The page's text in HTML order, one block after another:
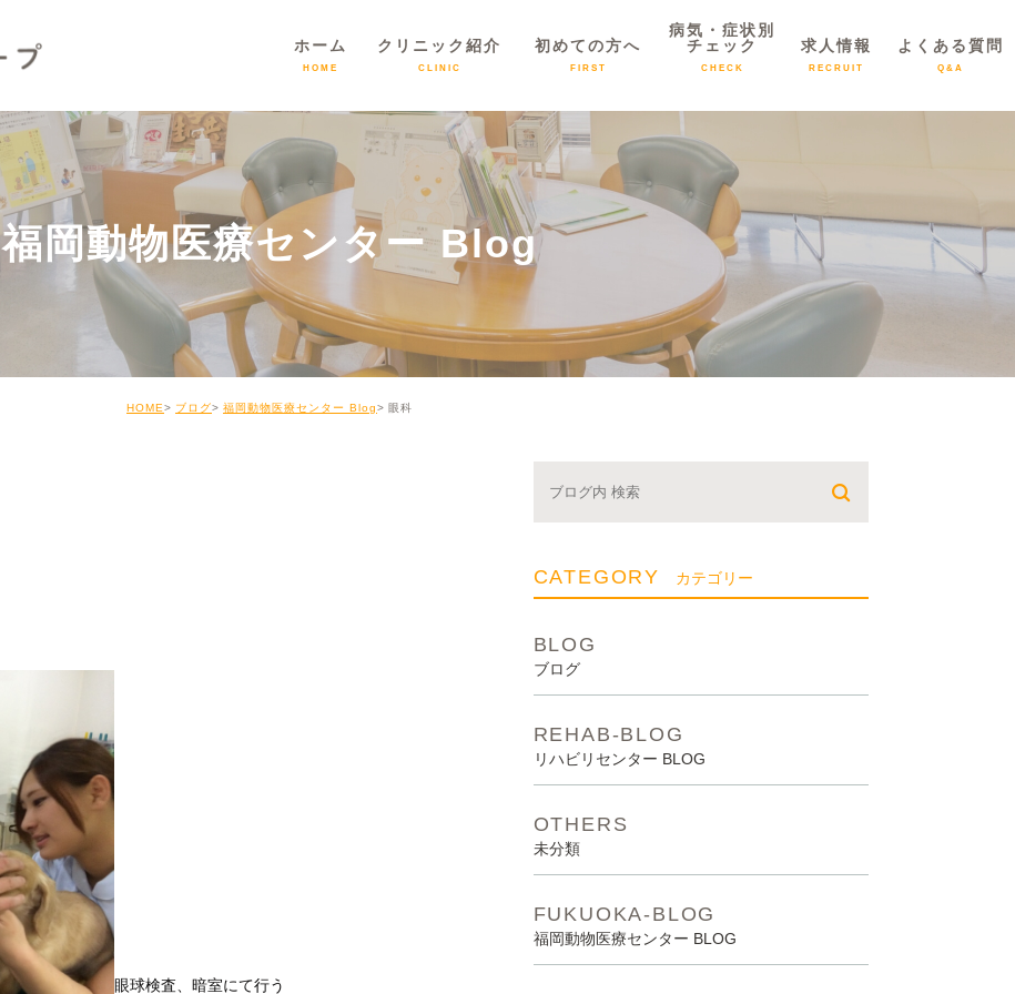
ホーム
HOME
クリニック紹介
CLINIC
初めての方へ
FIRST
病気・症状別
チェック
CHECK
求人情報
RECRUIT
よくある質問
Q&A
福岡動物医療センター Blog
HOME ブログ 福岡動物医療センター Blog 眼科
眼球検査、暗室にて行う
CATEGORY カテゴリー
BLOG
ブログ
REHAB-BLOG
リハビリセンター BLOG
OTHERS
未分類
FUKUOKA-BLOG
福岡動物医療センター BLOG